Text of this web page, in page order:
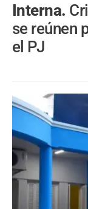
Interna.
se reúnen
el PJ